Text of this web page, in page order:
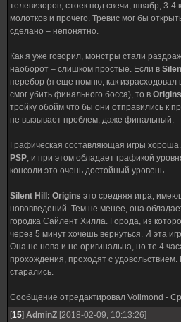
телевизоров, стоек под свечи, швабр, 3-4
молотков и прочего. Тревис мог бы
сделано – непонятно.
Как я уже говорил, монстры стали
наоборот – слишком простые. Если в
перебор (я еще помню, как израсходовал
смог убить финального босса), то в Origins
тройку обойм что бы они отправились к
не вызывает проблем, даже финальный.
Графическая составляющая игры
PSP, и при этом обладает графикой
консоли это очень достойный уровень.
Silent Hill: Origins это средняя игра,
нововведений. Тем не менее, она
городка Сайлент Хилла. Города, из
через 5 минут хочешь вернуться. И эта
Она не нова и не оригинальна, но те 4
прохождения, проходят с удовольствием.
старались.
Сообщение отредактировал Vollmond -
[15] AdminZ [2018-02-09, 10:13:26]